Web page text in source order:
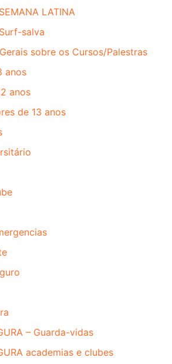
LATINA
salva
sobre os Cursos/Palestras
anos
anos
de 13 anos
– Guarda-vidas
academias e clubes